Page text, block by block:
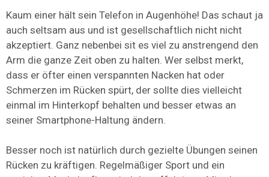
Kaum einer hält sein Telefon in Augenhöhe! Das schaut ja
auch seltsam aus und ist gesellschaftlich nicht nicht
akzeptiert. Ganz nebenbei sit es viel zu anstrengend den
Arm die ganze Zeit oben zu halten. Wer selbst merkt,
dass er öfter einen verspannten Nacken hat oder
Schmerzen im Rücken spürt, der sollte dies vielleicht
einmal im Hinterkopf behalten und besser etwas an
seiner Smartphone-Haltung ändern.
Besser noch ist natürlich durch gezielte Übungen seinen
Rücken zu kräftigen. Regelmäßiger Sport und ein